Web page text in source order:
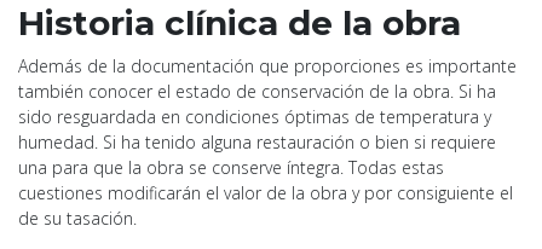
Historia clínica de la obra
Además de la documentación que proporciones es importante
también conocer el estado de conservación de la obra. Si ha
sido resguardada en condiciones óptimas de temperatura y
humedad. Si ha tenido alguna restauración o bien si requiere
una para que la obra se conserve íntegra. Todas estas
cuestiones modificarán el valor de la obra y por consiguiente el
de su tasación.